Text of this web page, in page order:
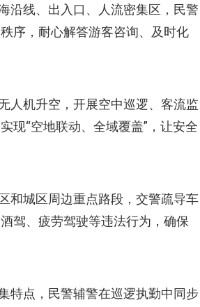
沿线、出入口、人流密集区，民警
序，耐心解答游客咨询、及时化
人机升空，开展空中巡逻、客流监
现“空地联动、全域覆盖”，让安全
和城区周边重点路段，交警疏导车
驾、疲劳驾驶等违法行为，确保
特点，民警辅警在巡逻执勤中同步